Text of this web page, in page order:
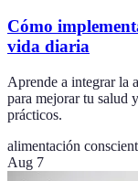
Cómo
vida diaria
Aprende a integrar la
para mejorar tu salud
prácticos.
alimentación
Aug 7